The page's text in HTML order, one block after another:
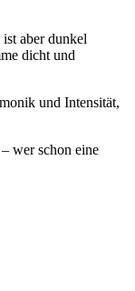
aber dunkel
dicht und
und Intensität,
wer schon eine